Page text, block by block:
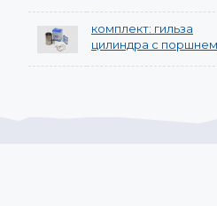
комплект: гильза
цилиндра с поршнем